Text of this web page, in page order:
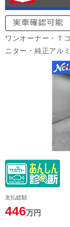
ワンオーナー・Ｔ
ニター・純正アル
支払総額
446万円